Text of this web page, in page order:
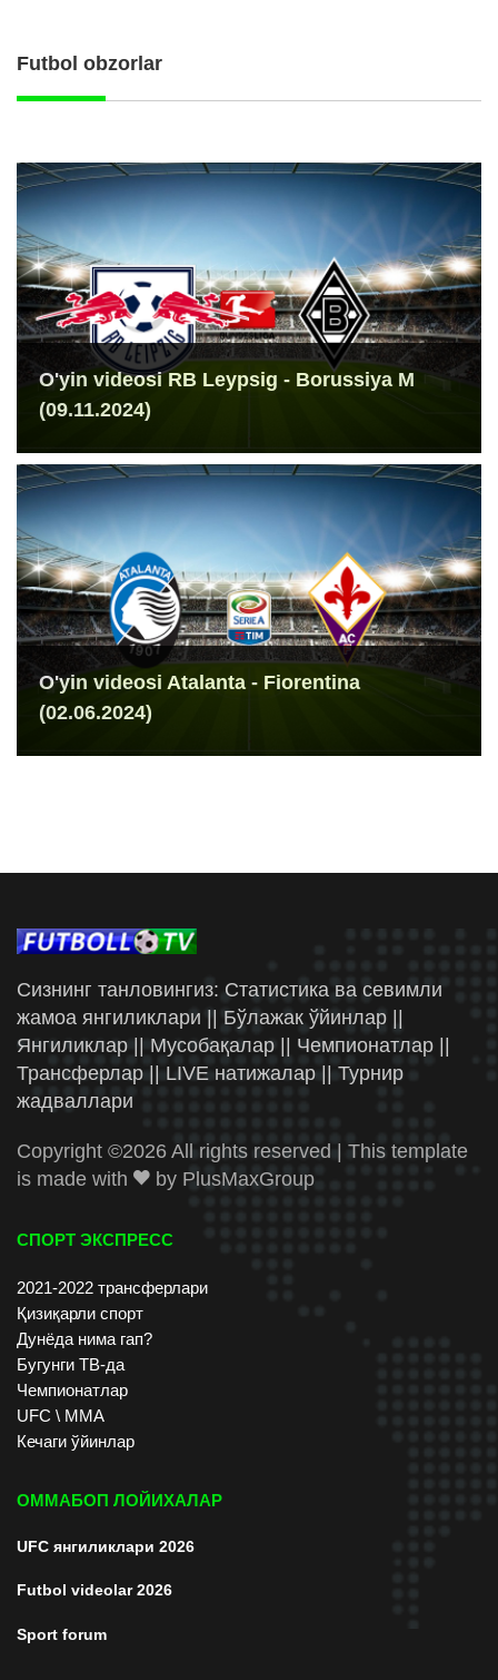
Futbol obzorlar
O'yin videosi RB Leypsig - Borussiya M
(09.11.2024)
O'yin videosi Atalanta - Fiorentina
(02.06.2024)
Сизнинг танловингиз: Статистика ва севимли
жамоа янгиликлари || Бўлажак ўйинлар ||
Янгиликлар || Мусобақалар || Чемпионатлар ||
Трансферлар || LIVE натижалар || Турнир
жадваллари
Copyright ©2026 All rights reserved | This template
is made with
by PlusMaxGroup
СПОРТ ЭКСПРЕСС
2021-2022 трансферлари
Қизиқарли спорт
Дунёда нима гап?
Бугунги ТВ-да
Чемпионатлар
UFC \ ММА
Кечаги ўйинлар
ОММАБОП ЛОЙИХАЛАР
UFC янгиликлари 2026
Futbol videolar 2026
Sport forum